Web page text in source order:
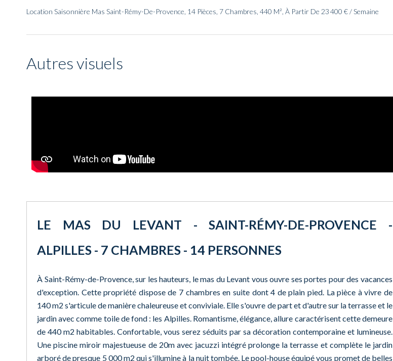
Location Saisonnière Mas Saint-Rémy-De-Provence, 14 Pièces, 7 Chambres, 440 M², À Partir De 23 400 € / Semaine
Autres visuels
LE MAS DU LEVANT - SAINT-RÉMY-DE-PROVENCE -
ALPILLES - 7 CHAMBRES - 14 PERSONNES
À Saint-Rémy-de-Provence, sur les hauteurs, le mas du Levant vous ouvre ses portes pour des vacances
d'exception. Cette propriété dispose de 7 chambres en suite dont 4 de plain pied. La pièce à vivre de
140 m2 s'articule de manière chaleureuse et conviviale. Elle s'ouvre de part et d'autre sur la terrasse et le
jardin avec comme toile de fond : les Alpilles. Romantisme, élégance, allure caractérisent cette demeure
de 440 m2 habitables. Confortable, vous serez séduits par sa décoration contemporaine et lumineuse.
Une piscine miroir majestueuse de 20m avec jacuzzi intégré prolonge la terrasse et complète le jardin
arboré de presque 5 000 m2 qui s'illumine à la nuit tombée. Le pool-house équipé vous promet de belles